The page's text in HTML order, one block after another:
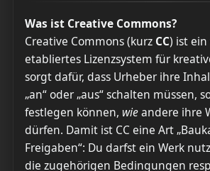
Was ist Creative Commons?
Creative Commons (kurz CC) ist
etabliertes Lizenzsystem für
sorgt dafür, dass Urheber ihre
„an“ oder „aus“ schalten müssen,
festlegen können, wieandere ihre
dürfen. Damit ist CC eine Art
Freigaben“: Du darfst ein Werk
die zugehörigen Bedingungen